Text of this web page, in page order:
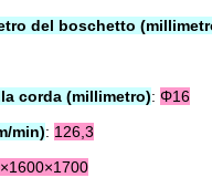
del boschetto
corda (millimetro): Φ16
min): 126,3